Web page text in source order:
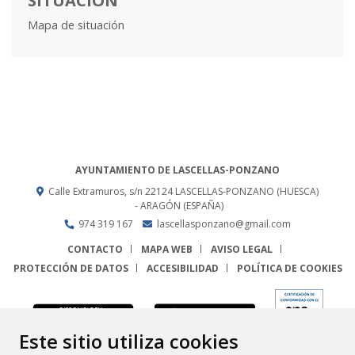
Este sitio utiliza cookies
Mapa de situación
AYUNTAMIENTO DE LASCELLAS-PONZANO
Calle Extramuros, s/n 22124 LASCELLAS-PONZANO (HUESCA)
- ARAGÓN (ESPAÑA)
974 319 167
lascellasponzano@gmail.com
CONTACTO
MAPA WEB
AVISO LEGAL
PROTECCIÓN DE DATOS
ACCESIBILIDAD POLÍTICA DE COOKIES